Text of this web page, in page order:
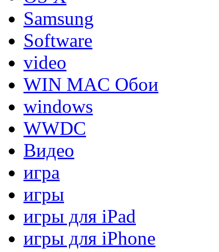
Samsung
Software
video
WIN MAC Обои
windows
WWDC
Видео
игра
игры
игры для iPad
игры для iPhone